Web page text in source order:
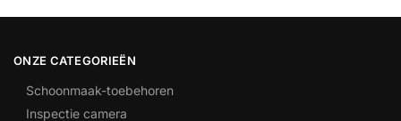
ONZE CATEGORIEËN
Schoonmaak-toebehoren
Inspectie camera